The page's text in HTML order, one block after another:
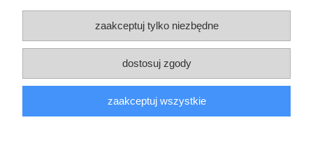
Informacje
Moje konto
Płatności i dostawa
zaakceptuj tylko niezbędne
dostosuj zgody
zaakceptuj wszystkie